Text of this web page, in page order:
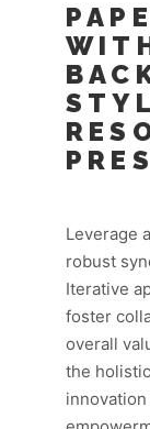
Leverage
robust
Iterative
foster
overall
the